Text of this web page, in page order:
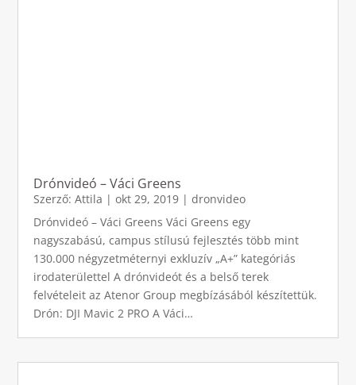
Drónvideó – Váci Greens
Szerző:Attila |okt 29, 2019 |dronvideo
Drónvideó – Váci Greens Váci Greens egy
nagyszabású, campus stílusú fejlesztés több mint
130.000 négyzetméternyi exkluzív „A+” kategóriás
irodaterülettel A drónvideót és a belső terek
felvételeit az Atenor Group megbízásából készítettük.
Drón: DJI Mavic 2 PRO A Váci…